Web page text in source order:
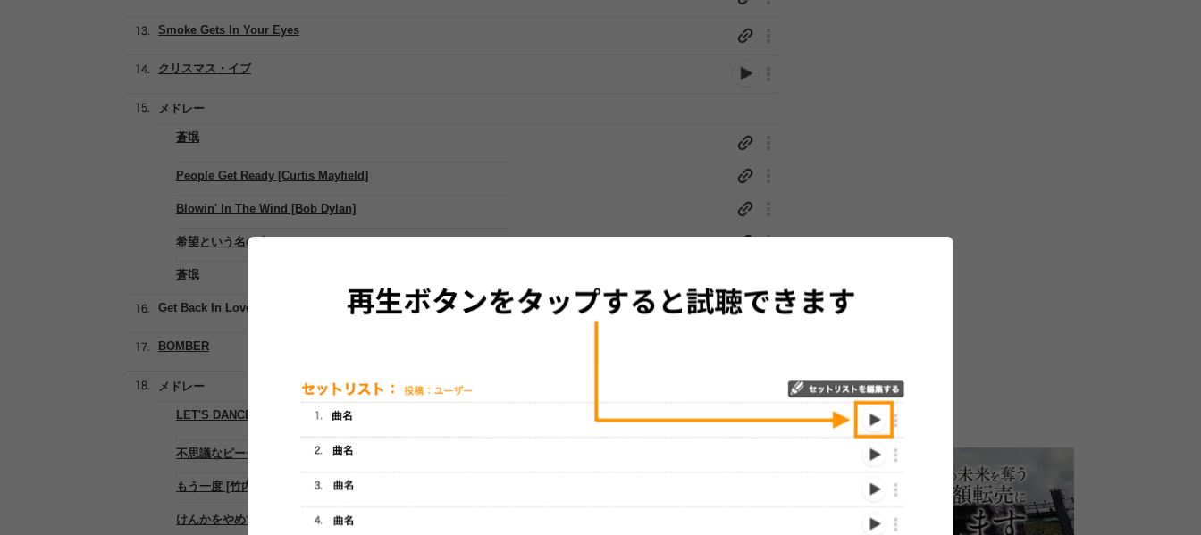
Smoke Gets In Your Eyes
クリスマス・イブ
メドレー
蒼氓
People Get Ready [Curtis Mayfield]
Blowin' In The Wind [Bob Dylan]
希望という名の光
蒼氓
Get Back In Love
BOMBER
メドレー
LET'S DANCE BABY
不思議なピーチパイ [竹内まりや]
もう一度 [竹内まりや]
けんかをやめて [竹内まりや]